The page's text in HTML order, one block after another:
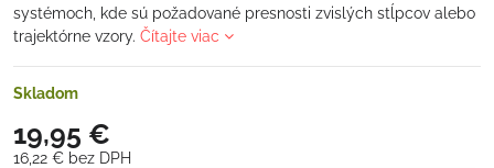
systémoch, kde sú požadované presnosti zvislých stĺpcov alebo
trajektórne vzory. Čítajte viac
Skladom
19,95 €
16,22 € bez DPH